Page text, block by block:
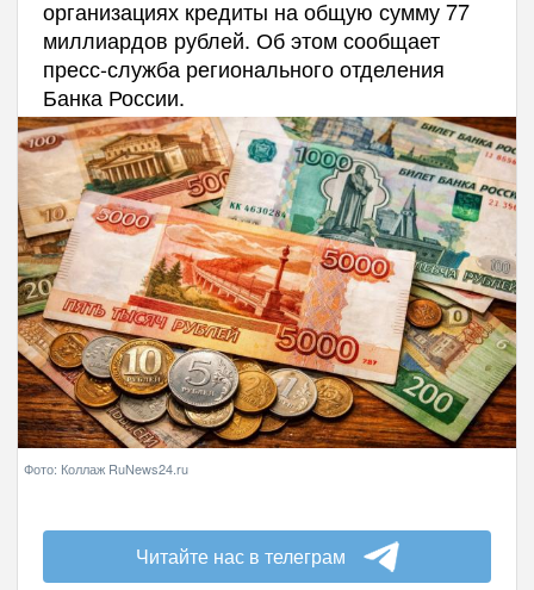
организациях кредиты на общую сумму 77
миллиардов рублей. Об этом сообщает
пресс-служба регионального отделения
Банка России.
Фото: Коллаж RuNews24.ru
Читайте нас в телеграм